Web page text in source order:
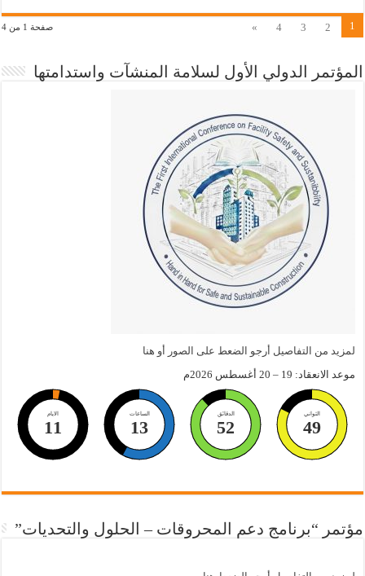
صفحة 1 من 4 1
2
3
4
»
المؤتمر الدولي الأول لسلامة المنشآت واستدامتها
لمزيد من التفاصيل أرجو الضعط على الصور أو هنا
موعد الانعقاد: 19 – 20 أغسطس 2026م
الايام
11
الساعات
13
الدقائق
52
الثواني
48
مؤتمر “برنامج دعم المحروقات – الحلول والتحديات”